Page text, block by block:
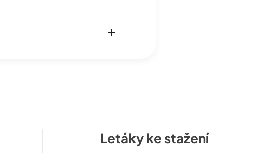
Letáky ke stažení